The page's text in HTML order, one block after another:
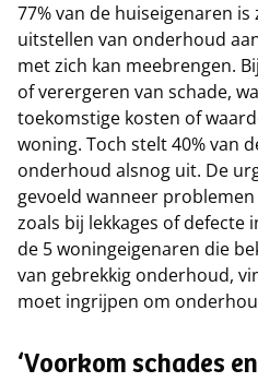
77% van de huiseigenaren
uitstellen van onderhoud
met zich kan meebrengen.
of verergeren van schade,
toekomstige kosten of
woning. Toch stelt 40% van
onderhoud alsnog uit. De
gevoeld wanneer
zoals bij lekkages of defecte
de 5 woningeigenaren die
van gebrekkig onderhoud,
moet ingrijpen om
‘Voorkom schades